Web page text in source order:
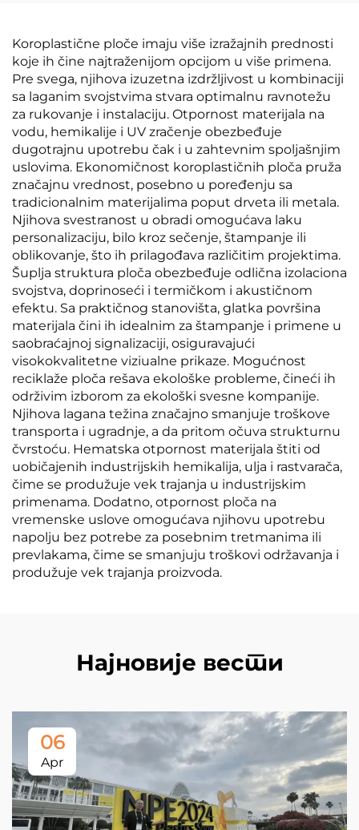
Koroplastične ploče imaju više izražajnih prednosti
koje ih čine najtraženijom opcijom u više primena.
Pre svega, njihova izuzetna izdržljivost u kombinaciji
sa laganim svojstvima stvara optimalnu ravnotežu
za rukovanje i instalaciju. Otpornost materijala na
vodu, hemikalije i UV zračenje obezbeđuje
dugotrajnu upotrebu čak i u zahtevnim spoljašnjim
uslovima. Ekonomičnost koroplastičnih ploča pruža
značajnu vrednost, posebno u poređenju sa
tradicionalnim materijalima poput drveta ili metala.
Njihova svestranost u obradi omogućava laku
personalizaciju, bilo kroz sečenje, štampanje ili
oblikovanje, što ih prilagođava različitim projektima.
Šuplja struktura ploča obezbeđuje odlična izolaciona
svojstva, doprinoseći i termičkom i akustičnom
efektu. Sa praktičnog stanovišta, glatka površina
materijala čini ih idealnim za štampanje i primene u
saobraćajnoj signalizaciji, osiguravajući
visokokvalitetne viziualne prikaze. Mogućnost
reciklaže ploča rešava ekološke probleme, čineći ih
održivim izborom za ekološki svesne kompanije.
Njihova lagana težina značajno smanjuje troškove
transporta i ugradnje, a da pritom očuva strukturnu
čvrstoću. Hematska otpornost materijala štiti od
uobičajenih industrijskih hemikalija, ulja i rastvarača,
čime se produžuje vek trajanja u industrijskim
primenama. Dodatno, otpornost ploča na
vremenske uslove omogućava njihovu upotrebu
napolju bez potrebe za posebnim tretmanima ili
prevlakama, čime se smanjuju troškovi održavanja i
produžuje vek trajanja proizvoda.
Најновије вести
06
Apr